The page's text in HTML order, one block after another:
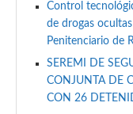
Control
de drogas
Penitenciario de
SEREMI DE
CONJUNTA DE
CON 26